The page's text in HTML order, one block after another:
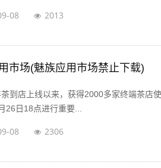
08 2013
市场(魅族应用市场禁止下载)
到店上线以来，获得2000多家终端茶店
26日18点进行重要...
08 2306